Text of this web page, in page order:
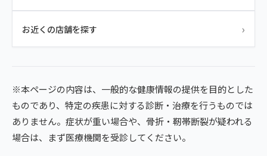
お近くの店舗を探す ›
※本ページの内容は、一般的な健康情報の提供を目的とした
ものであり、特定の疾患に対する診断・治療を行うものでは
ありません。症状が重い場合や、骨折・靭帯断裂が疑われる
場合は、まず医療機関を受診してください。